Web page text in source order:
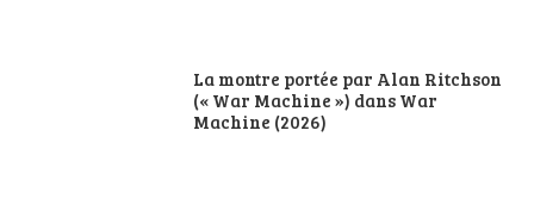
La montre portée par Alan Ritchson
(« War Machine ») dans War
Machine (2026)